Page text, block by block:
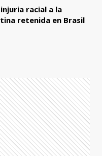
racial a la
retenida en Brasil